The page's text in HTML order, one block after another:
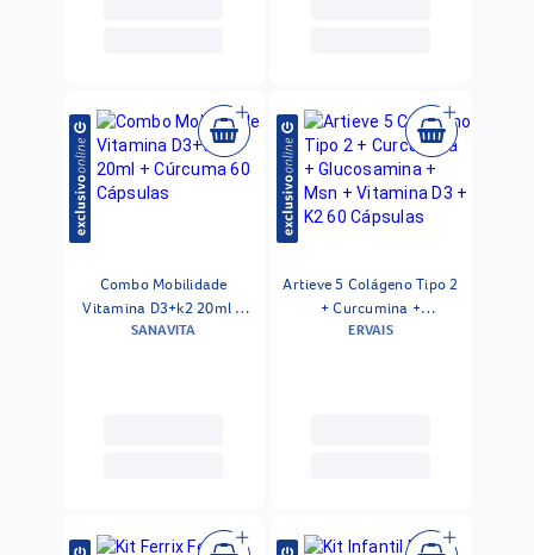
Combo Mobilidade
Vitamina D3+k2 20ml +
Cúrcuma 60 Cápsulas
SANAVITA
Artieve 5 Colágeno Tipo 2
+ Curcumina +
Glucosamina + Msn +
ERVAIS